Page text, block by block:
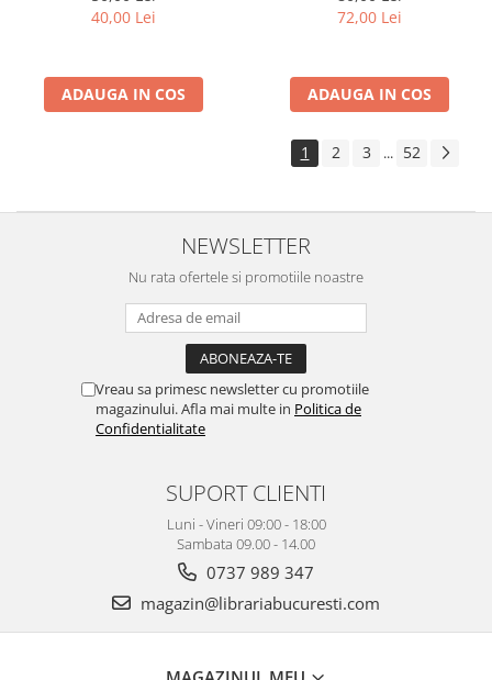
40,00 Lei
ADAUGA IN COS
72,00 Lei
ADAUGA IN COS
1 2 3 ... 52
NEWSLETTER
Nu rata ofertele si promotiile noastre
Vreau sa primesc newsletter cu promotiile
magazinului. Afla mai multe in Politica de
Confidentialitate
SUPORT CLIENTI
Luni - Vineri 09:00 - 18:00
Sambata 09.00 - 14.00
0737 989 347
magazin@librariabucuresti.com